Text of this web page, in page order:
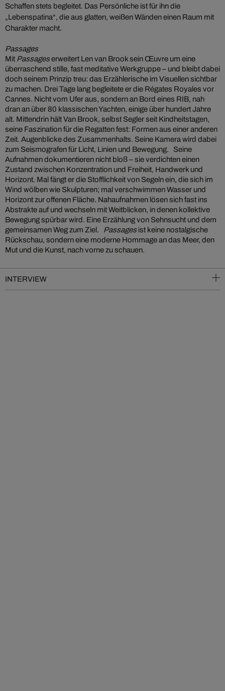
Schaffen stets begleitet. Das Persönliche ist für ihn die
„Lebenspatina“, die aus glatten, weißen Wänden einen Raum mit
Charakter macht.
Passages
Mit Passageserweitert Len van Brook sein Œuvre um eine
überraschend stille, fast meditative Werkgruppe – und bleibt dabei
doch seinem Prinzip treu: das Erzählerische im Visuellen sichtbar
zu machen. Drei Tage lang begleitete er die Régates Royales vor
Cannes. Nicht vom Ufer aus, sondern an Bord eines RIB, nah
dran an über 80 klassischen Yachten, einige über hundert Jahre
alt. Mittendrin hält Van Brook, selbst Segler seit Kindheitstagen,
seine Faszination für die Regatten fest: Formen aus einer anderen
Zeit. Augenblicke des Zusammenhalts. Seine Kamera wird dabei
zum Seismografen für Licht, Linien und Bewegung. Seine
Aufnahmen dokumentieren nicht bloß – sie verdichten einen
Zustand zwischen Konzentration und Freiheit, Handwerk und
Horizont. Mal fängt er die Stofflichkeit von Segeln ein, die sich im
Wind wölben wie Skulpturen; mal verschwimmen Wasser und
Horizont zur offenen Fläche. Nahaufnahmen lösen sich fast ins
Abstrakte auf und wechseln mit Weitblicken, in denen kollektive
Bewegung spürbar wird. Eine Erzählung von Sehnsucht und dem
gemeinsamen Weg zum Ziel. Passagesist keine nostalgische
Rückschau, sondern eine moderne Hommage an das Meer, den
Mut und die Kunst, nach vorne zu schauen.
INTERVIEW